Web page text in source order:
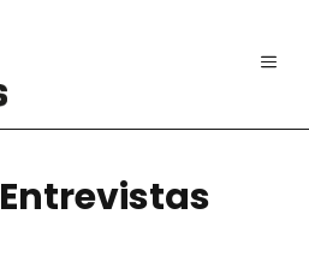
Entrevistas